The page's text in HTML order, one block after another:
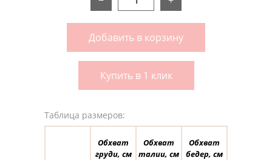
Добавить в корзину
Купить в 1 клик
Таблица размеров:
Обхват
груди, см
Обхват
талии, см
Обхват
бедер, см